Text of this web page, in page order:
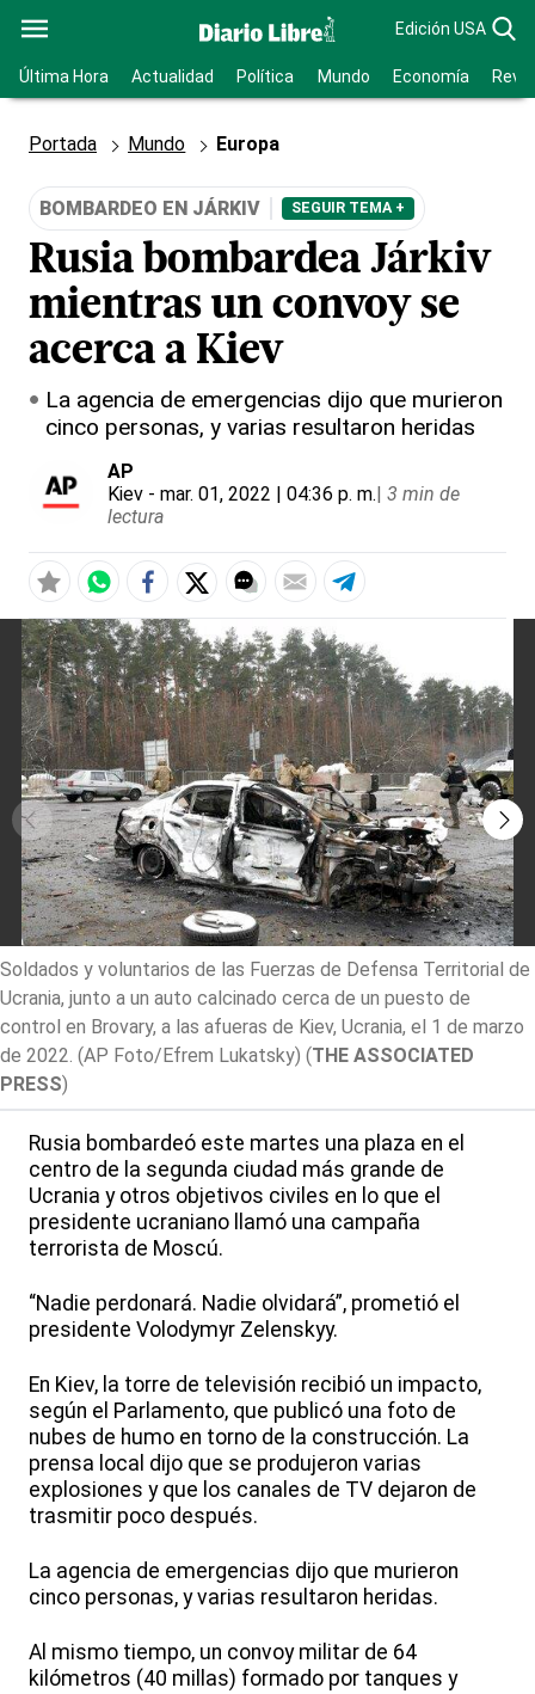
Edición USA
Última Hora Actualidad Política Mundo Economía
Portada Mundo Europa
BOMBARDEO EN JÁRKIV SEGUIR TEMA +
Rusia bombardea Járkiv
mientras un convoy se
acerca a Kiev
La agencia de emergencias dijo que murieron
cinco personas, y varias resultaron heridas
AP
Kiev - mar. 01, 2022 | 04:36 p. m.| 3 min de
lectura
Soldados y voluntarios de las Fuerzas de Defensa Territorial de
Ucrania, junto a un auto calcinado cerca de un puesto de
control en Brovary, a las afueras de Kiev, Ucrania, el 1 de marzo
de 2022. (AP Foto/Efrem Lukatsky) (THE ASSOCIATED
PRESS)
Rusia bombardeó este martes una plaza en el
centro de la segunda ciudad más grande de
Ucrania y otros objetivos civiles en lo que el
presidente ucraniano llamó una campaña
terrorista de Moscú.
“Nadie perdonará. Nadie olvidará”, prometió el
presidente Volodymyr Zelenskyy.
En Kiev, la torre de televisión recibió un impacto,
según el Parlamento, que publicó una foto de
nubes de humo en torno de la construcción. La
prensa local dijo que se produjeron varias
explosiones y que los canales de TV dejaron de
trasmitir poco después.
La agencia de emergencias dijo que murieron
cinco personas, y varias resultaron heridas.
Al mismo tiempo, un convoy militar de 64
kilómetros (40 millas) formado por tanques y